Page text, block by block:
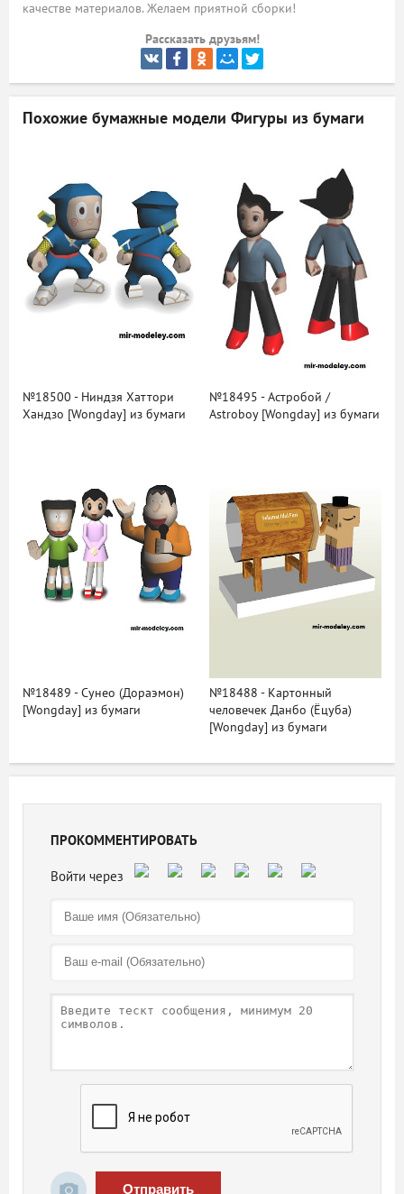
качестве материалов. Желаем приятной сборки!
Рассказать друзьям!
Похожие бумажные модели Фигуры из бумаги
№18500 - Ниндзя Хаттори
Хандзо [Wongday] из бумаги
№18495 - Астробой /
Astroboy [Wongday] из бумаги
№18489 - Сунео (Дораэмон)
[Wongday] из бумаги
№18488 - Картонный
человечек Данбо (Ёцуба)
[Wongday] из бумаги
ПРОКОММЕНТИРОВАТЬ
Отправить